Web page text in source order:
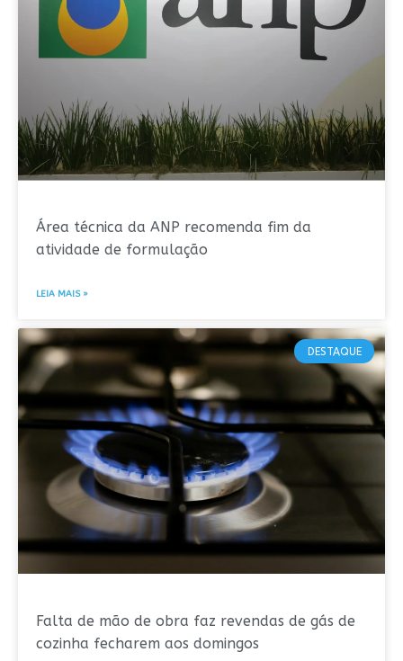
Área técnica da ANP recomenda fim da
atividade de formulação
LEIA MAIS »
DESTAQUE
Falta de mão de obra faz revendas de gás de
cozinha fecharem aos domingos